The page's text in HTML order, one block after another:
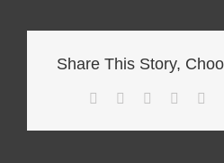
Share This Story,
Facebook
TwitterReddit